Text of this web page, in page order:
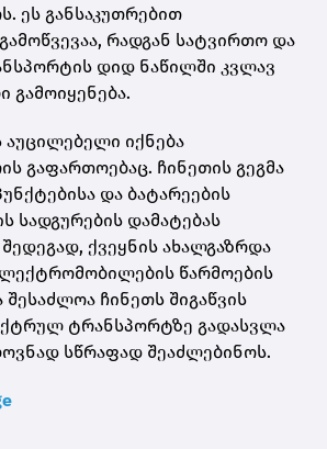
ეს განსაკუთრებით
რადგან სატვირთო და
დიდ ნაწილში კვლავ
გამოიყენება.
აუცილებელი იქნება
გაფართოებაც. ჩინეთის გეგმა
და ბატარეების
სადგურების დამატებას
ქვეყნის ახალგაზრდა
წარმოების
შესაძლოა ჩინეთს შიგაწვის
ტრანსპორტზე გადასვლა
სწრაფად შეაძლებინოს.